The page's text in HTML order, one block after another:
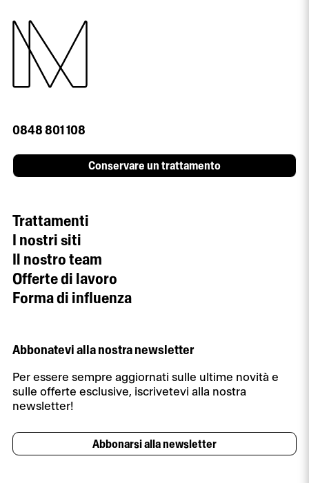
0848 801 108
Conservare un trattamento
Trattamenti
I nostri siti
Il nostro team
Offerte di lavoro
Forma di influenza
Abbonatevi alla nostra newsletter
Per essere sempre aggiornati sulle ultime novità e
sulle offerte esclusive, iscrivetevi alla nostra
newsletter!
Abbonarsi alla newsletter